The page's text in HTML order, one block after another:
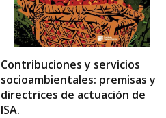
Contribuciones y servicios
socioambientales: premisas y
directrices de actuación de
ISA.